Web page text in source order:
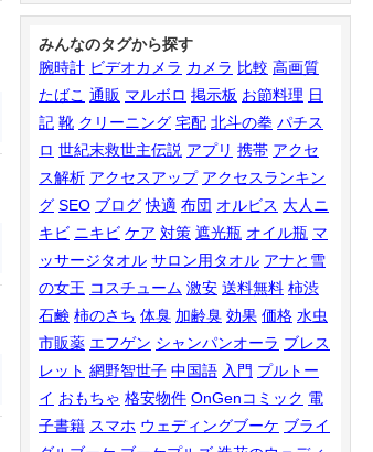
みんなのタグから探す
腕時計 ビデオカメラ カメラ 比較 高画質
たばこ 通販 マルボロ 掲示板 お節料理 日
記 靴 クリーニング 宅配 北斗の拳 パチス
ロ 世紀末救世主伝説 アプリ 携帯 アクセ
ス解析 アクセスアップ アクセスランキン
グ SEO ブログ 快適 布団 オルビス 大人ニ
キビ ニキビ ケア 対策 遮光瓶 オイル瓶 マ
ッサージタオル サロン用タオル アナと雪
の女王 コスチューム 激安 送料無料 柿渋
石鹸 柿のさち 体臭 加齢臭 効果 価格 水虫
市販薬 エフゲン シャンパンオーラ ブレス
レット 網野智世子 中国語 入門 プルトー
イ おもちゃ 格安物件 OnGenコミック 電
子書籍 スマホ ウェディングブーケ ブライ